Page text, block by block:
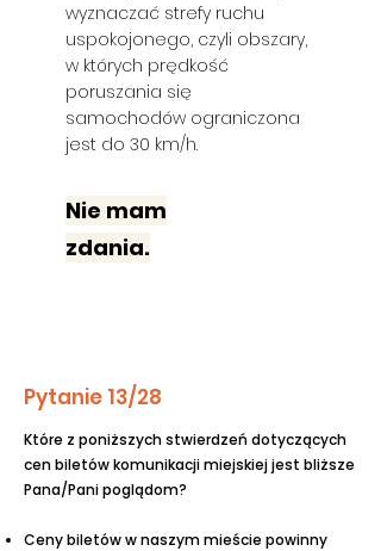
wyznaczać strefy ruchu
uspokojonego, czyli obszary,
w których prędkość
poruszania się
samochodów ograniczona
jest do 30 km/h.
Nie mam
zdania.
Pytanie 13/28
Które z poniższych stwierdzeń dotyczących
cen biletów komunikacji miejskiej jest bliższe
Pana/Pani poglądom?
Ceny biletów w naszym mieście powinny